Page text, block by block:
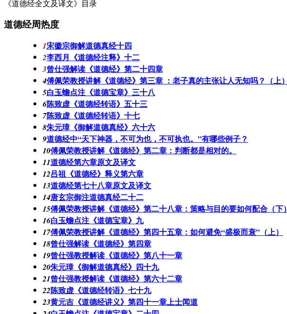
《道德经全文及译文》目录
道德经周热度
1宋徽宗御解道德真经十四
2李西月《道德经注释》十二
3曾仕强解读《道德经》第二十四章
4傅佩荣教授讲解《道德经》第三章 ：老子真的主张让人无知吗？（上）
5白玉蟾点注《道德宝章》三十八
6陈致虚《道德经转语》五十三
7陈致虚《道德经转语》十七
8朱元璋《御解道德真经》六十六
9道德经中“天下神器，不可为也，不可执也。”有哪些例子？
10傅佩荣教授讲解《道德经》第二章：判断都是相对的。
11道德经第六章原文及译文
12吕祖《道德经》释义第六章
13道德经第七十八章原文及译文
14唐玄宗御注道德真经二十二
15傅佩荣教授讲解《道德经》第二十八章：策略与目的要如何配合（下）
16白玉蟾点注《道德宝章》九
17傅佩荣教授讲解《道德经》第四十五章：如何避免“盛极而衰”（上）
18曾仕强解读《道德经》第四章
19曾仕强教授解读《道德经》第八十一章
20朱元璋《御解道德真经》四十九
21曾仕强教授解读《道德经》第六十二章
22陈致虚《道德经转语》七十九
23黄元吉《道德经讲义》第四十一章上士闻道